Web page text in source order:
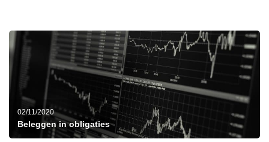
02/11/2020
Beleggen in obligaties